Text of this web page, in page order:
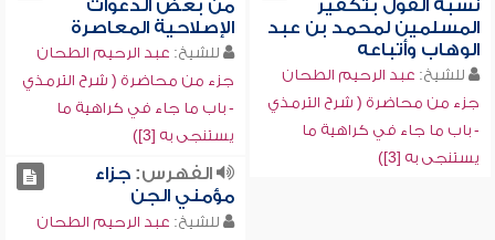
نسبة القول بتكفير
المسلمين لمحمد بن عبد
الوهاب وأتباعه
للشيخ: عبد الرحيم الطحان
جزء من محاضرة ( شرح الترمذي
- باب ما جاء في كراهية ما
يستنجى به [3])
من بعض الدعوات
الإصلاحية المعاصرة
للشيخ: عبد الرحيم الطحان
جزء من محاضرة ( شرح الترمذي
- باب ما جاء في كراهية ما
يستنجى به [3])
الفهرس:جزاء
مؤمني الجن
للشيخ: عبد الرحيم الطحان